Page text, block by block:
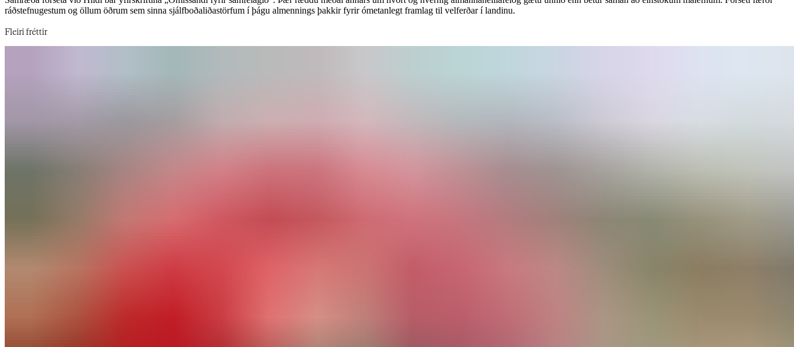
ráðstefnugestum og öllum öðrum sem sinna sjálfboðaliðastörfum í þágu almennings þakkir fyrir ómetanlegt framlag til velferðar í landinu.​​​​‌ ‍ ​‍​‍‌‍ ‌ ​‍‌‍‍‌‌‍‌ ‌‍‍‌‌‍ ‍​‍​‍​ ‍‍​‍​‍‌ ​ ‌‍​‌‌‍ ‍‌‍‍‌‌ ‌​‌ ‍‌​‍ ‍‌‍‍‌‌‍ ​‍​‍​‍ ​​‍​‍‌‍‍​‌ ​‍‌‍‌‌‌‍‌‍​‍​‍​ ‍‍​‍​‍‌‍‍​‌ ‌​‌ ‌​‌ ​​‌ ​ ​‍ ​‍ ‌‍‌‍‌‍ ‌ ​‍‌ ​ ‌‍‌‌‌ ‌​‌‍‍‌​‍ ‌‌‍‍‌‌ ​ ‌‍ ​‌‍​‌‌‍ ‍‌‍‌​‌ ​ ​‍ ‍‌ ‌‍‌‍‌‌‌ ​‍‌‍​ ‌‍‌‌‌‍ ​​‍ ‍‌‍​‌‌ ​​‌ ​​​‍ ‌ ​ ‌ ‌​‌ ‌‌‌‍‌​‌‍‍‌‌‍ ​‍ ‌‍‍‌‌‍ ‍‌ ‌​‌‍‌‌‌‍ ‍‌ ‌​​‍ ‌‍‌‌‌‍‌​‌‍‍‌‌ ‌​​‍ ‌‍ ‌‌‍ ‌‍‌​‌‍‌‌​ ‌‌ ​​‌ ​‍‌‍‌‌‌ ​ ‌‍‌‌‌‍ ‍‌ ‌​‌‍​‌‌ ‌​‌‍‍‌‌‍ ‌‍ ‍​ ‍ ‌‍‍‌‌‍‌​​ ‌‌ ‌​‌​ ​‌ ​‌‌​ ‌‌​ ​ ‌ ‌‍ ‌‍‍‌‌‍ ​‌‌‍‌‌ ‍‌‌ ‍‍‌‍‌​‌ ‍‌‌‌​ ‌ ‌ ​ ‌‌‌‍‍‌‌‌‍​‌​​‌‌‍‍‌‌​‌‍​ ‍ ‌ ‌​‌ ‍‌‌ ​​‌‍‌‌​ ‌‌‍ ‍‌‍‌‌‌ ‌ ‌ ​ ​ ‍ ‌ ​​‌‍​‌‌ ‌​‌‍‍​​ ‌‌ ​​‌‍​‌‌‍‌ ‌‍‌‌‌​​‍‌ ‌‌‌‍‍‌‌‍ ​‌‍‌​‌‍‌‌‌ ​‍​‍‌‌​ ‌‌‌​​‍‌‌ ‌‍‍ ‌‍‌‌‌ ‍‌​‍‌‌​ ​ ‌​‌​​‍‌‌​ ​ ‌​‌​​‍‌‌​ ​‍​ ​‍‌ ​‍‌‍‍‌‌‍​ ‌‍‍​‌ ‌​‌‍‌‌‌ ‍​‌ ‌​​‍ ‌‌ ​‍‌ ‌‍‌ ‍‌​ ​​‌ ​ ‌‍‌‍‌‍‌ ‌ ‍​‌‍ ​‍‌‌​ ​‍​ ​‍​‍‌‌​ ‌‌‌​‌​​‍ ‍‌‍​ ‌‍ ‌‍ ‍‌ ‌​‌‍‌‌‌‍ ‍‌ ‌​​‍‌‌​ ‌‌‌​​‍‌‌ ‌‍‍ ‌‍‌‌‌ ‍‌​‍‌‌​ ​ ‌​‌​​‍‌‌​ ​ ‌​‌​​‍‌‌​ ​‍​ ​‍‌‍​‌​ ​‍​ ​‍‌‍‌​‌‍​ ​ ‍‌​ ​‌​ ‌‍​ ​‍​ ‌‌​ ​​​ ‌ ​‍‌‌​ ​‍​ ​‍​‍‌‌​ ‌‌‌​‌​​‍ ‍‌‍​ ‌‍‍​‌‍‍‌‌‍ ​‌‍‌​‌ ​‍‌‍‌‌‌‍ ‍​‍‌‌​ ‌‌‌​​‍‌‌ ‌‍‍ ‌‍‌‌‌ ‍‌​‍‌‌​ ​ ‌​‌​​‍‌‌​ ​ ‌​‌​​‍‌‌​ ​‍​ ​‍​ ‌ ​ ‌​​ ‌‌​ ‍​​ ‌‌​ ​‌​ ‍​​ ‌‌​ ​​​ ​​‌‍‌‌​ ​ ​‍‌‌​ ​‍​ ​‍​‍‌‌​ ‌‌‌​‌​​‍ ‍‌ ‌​‌‍‌‌‌ ‍​‌ ‌​​ ‌‍​‍‌‍​‌‌ ​ ‌‍‌‌‌‌‌‌‌ ​‍‌‍ ​​ ‌‌‍‍​‌ ‌​‌ ‌​‌ ​​‌ ​ ​‍‌‌​ ​‍‌​‌‍​‍‌‌​ ​‍‌​‌‍‌‍‌‍‌‍ ‌ ​‍‌ ​ ‌‍‌‌‌ ‌​‌‍‍‌​‍ ‌‌‍‍‌‌ ​ ‌‍ ​‌‍​‌‌‍ ‍‌‍‌​‌ ​ ​‍ ‍‌ ‌‍‌‍‌‌‌ ​‍‌‍​ ‌‍‌‌‌‍ ​​‍ ‍‌‍​‌‌ ​​‌ ​​​‍‌‌​ ​‍‌​‌‍‌ ​ ‌ ‌​‌ ‌‌‌‍‌​‌‍‍‌‌‍ ​‍‌‍‌‍‍‌‌‍‌​​ ‌‌ ‌​‌​ ​‌ ​‌‌​ ‌‌​ ​ ‌ ‌‍ ‌‍‍‌‌‍ ​‌‌‍‌‌ ‍‌‌ ‍‍‌‍‌​‌ ‍‌‌‌​ ‌ ‌ ​ ‌‌‌‍‍‌‌‌‍​‌​​‌‌‍‍‌‌​‌‍​‍‌‍‌ ‌​‌ ‍‌‌ ​​‌‍‌‌​ ‌‌‍ ‍‌‍‌‌‌ ‌ ‌ ​ ​‍‌‍‌ ​​‌‍​‌‌ ‌​‌‍‍​​ ‌‌ ​​‌‍​‌‌‍‌ ‌‍‌‌‌​​‍‌ ‌‌‌‍‍‌‌‍ ​‌‍‌​‌‍‌‌‌ ​‍​‍‌‌​ ‌‌‌​​‍‌‌ ‌‍‍ ‌‍‌‌‌ ‍‌​‍‌‌​ ​ ‌​‌​​‍‌‌​ ​ ‌​‌​​‍‌‌​ ​‍​ ​‍‌ ​‍‌‍‍‌‌‍​ ‌‍‍​‌ ‌​‌‍‌‌‌ ‍​‌ ‌​​‍ ‌‌ ​‍‌ ‌‍‌ ‍‌​ ​​‌ ​ ‌‍‌‍‌‍‌ ‌ ‍​‌‍ ​‍‌‌​ ​‍​ ​‍​‍‌‌​ ‌‌‌​‌​​‍ ‍‌‍​ ‌‍ ‌‍ ‍‌ ‌​‌‍‌‌‌‍ ‍‌ ‌​​‍‌‌​ ‌‌‌​​‍‌‌ ‌‍‍ ‌‍‌‌‌ ‍‌​‍‌‌​ ​ ‌​‌​​‍‌‌​ ​ ‌​‌​​‍‌‌​ ​‍​ ​‍‌‍​‌​ ​‍​ ​‍‌‍‌​‌‍​ ​ ‍‌​ ​‌​ ‌‍​ ​‍​ ‌‌​ ​​​ ‌ ​‍‌‌​ ​‍​ ​‍​‍‌‌​ ‌‌‌​‌​​‍ ‍‌‍​ ‌‍‍​‌‍‍‌‌‍ ​‌‍‌​‌ ​‍‌‍‌‌‌‍ ‍​‍‌‌​ ‌‌‌​​‍‌‌ ‌‍‍ ‌‍‌‌‌ ‍‌​‍‌‌​ ​ ‌​‌​​‍‌‌​ ​ ‌​‌​​‍‌‌​ ​‍​ ​‍​ ‌ ​ ‌​​ ‌‌​ ‍​​ ‌‌​ ​‌​ ‍​​ ‌‌​ ​​​ ​​‌‍‌‌​ ​ ​‍‌‌​ ​‍​ ​‍​‍‌‌​ ‌‌‌​‌​​‍ ‍‌ ‌​‌‍‌‌‌ ‍​‌ ‌​​‍‌‍‌ ​​‌‍‌‌‌ ​‍‌ ​ ‌ ​​‌‍‌‌‌‍​ ‌ ‌​‌‍‍‌‌ ‌‍‌‍‌‌​ ‌‌ ​​‌ ‌‌‌‍​‍‌‍ ​‌‍‍‌‌ ​ ‌‍‍​‌‍‌‌‌‍‌​​‍​‍‌ ‌
Fleiri fréttir